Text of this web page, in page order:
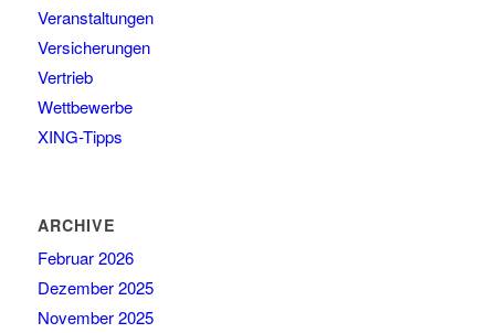
Veranstaltungen
Versicherungen
Vertrieb
Wettbewerbe
XING-Tipps
ARCHIVE
Februar 2026
Dezember 2025
November 2025